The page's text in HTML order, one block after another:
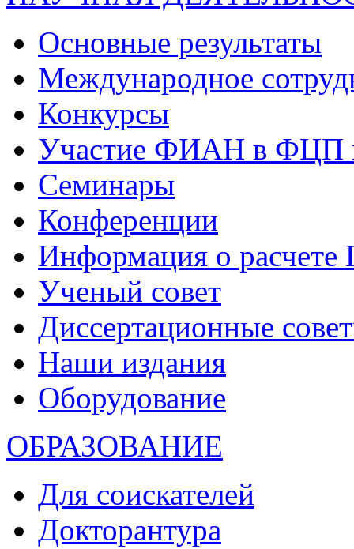
Основные результаты
Международное
Конкурсы
Участие ФИАН в ФЦП
Семинары
Конференции
Информация о
Ученый совет
Диссертационные
Наши издания
Оборудование
ОБРАЗОВАНИЕ
Для соискателей
Докторантура